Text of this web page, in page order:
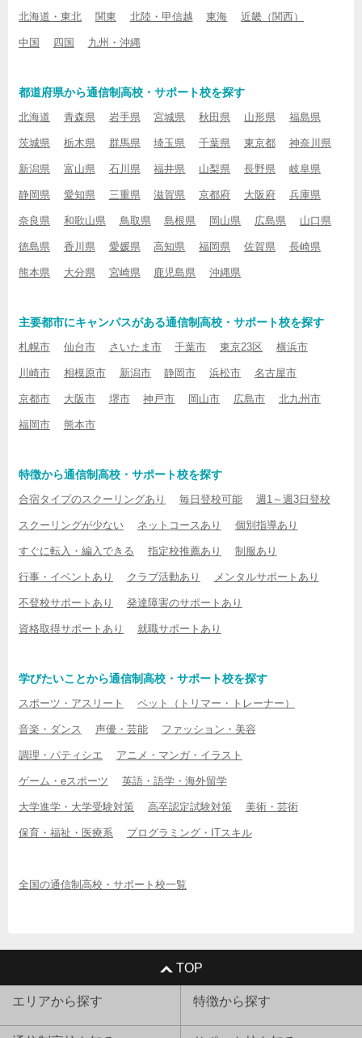
北海道・東北 関東 北陸・甲信越 東海 近畿（関西）
中国 四国 九州・沖縄
都道府県から通信制高校・サポート校を探す
北海道 青森県 岩手県 宮城県 秋田県 山形県 福島県
茨城県 栃木県 群馬県 埼玉県 千葉県 東京都 神奈川県
新潟県 富山県 石川県 福井県 山梨県 長野県 岐阜県
静岡県 愛知県 三重県 滋賀県 京都府 大阪府 兵庫県
奈良県 和歌山県 鳥取県 島根県 岡山県 広島県 山口県
徳島県 香川県 愛媛県 高知県 福岡県 佐賀県 長崎県
熊本県 大分県 宮崎県 鹿児島県 沖縄県
主要都市にキャンパスがある通信制高校・サポート校を探す
札幌市 仙台市 さいたま市 千葉市 東京23区 横浜市
川崎市 相模原市 新潟市 静岡市 浜松市 名古屋市
京都市 大阪市 堺市 神戸市 岡山市 広島市 北九州市
福岡市 熊本市
特徴から通信制高校・サポート校を探す
合宿タイプのスクーリングあり 毎日登校可能 週1～週3日登校
スクーリングが少ない ネットコースあり 個別指導あり
すぐに転入・編入できる 指定校推薦あり 制服あり
行事・イベントあり クラブ活動あり メンタルサポートあり
不登校サポートあり 発達障害のサポートあり
資格取得サポートあり 就職サポートあり
学びたいことから通信制高校・サポート校を探す
スポーツ・アスリート ペット（トリマー・トレーナー）
音楽・ダンス 声優・芸能 ファッション・美容
調理・パティシエ アニメ・マンガ・イラスト
ゲーム・eスポーツ 英語・語学・海外留学
大学進学・大学受験対策 高卒認定試験対策 美術・芸術
保育・福祉・医療系 プログラミング・ITスキル
全国の通信制高校・サポート校一覧
TOP
エリアから探す 特徴から探す